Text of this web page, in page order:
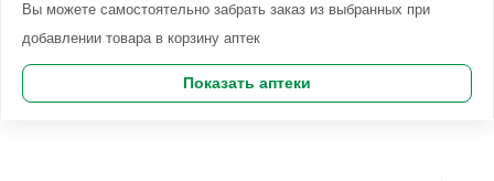
Вы можете самостоятельно забрать заказ из выбранных при
добавлении товара в корзину аптек
Показать аптеки